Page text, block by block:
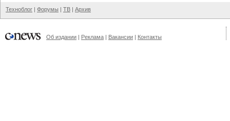
Техноблог | Форумы | ТВ | Архив
Об издании | Реклама | Вакансии | Контакты